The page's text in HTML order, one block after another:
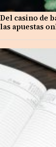
Del casino de
las apuestas